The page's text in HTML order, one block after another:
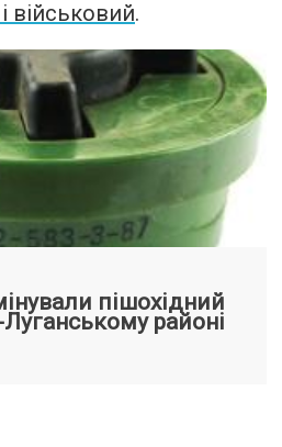
військовий.
пішохідний
районі